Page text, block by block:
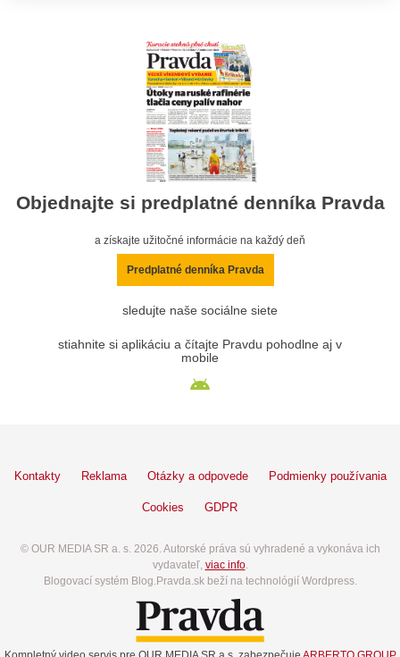
Objednajte si predplatné denníka Pravda
a získajte užitočné informácie na každý deň
Predplatné denníka Pravda
sledujte naše sociálne siete
stiahnite si aplikáciu a čítajte Pravdu pohodlne aj v
mobile
Kontakty Reklama Otázky a odpovede Podmienky používania
Cookies GDPR
© OUR MEDIA SR a. s. 2026. Autorské práva sú vyhradené a vykonáva ich
vydavateľ, viac info.
Blogovací systém Blog.Pravda.sk beží na technológií Wordpress.